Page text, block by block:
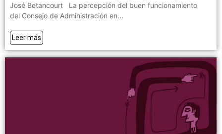
José Betancourt La percepción del buen funcionamiento
del Consejo de Administración en...
Leer más